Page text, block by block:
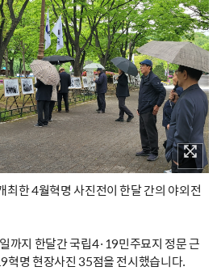
한 4월혁명 사진전이 한달 간의 야외전
까지 한달간 국립4·19민주묘지 정문 근
혁명 현장사진 35점을 전시했습니다.